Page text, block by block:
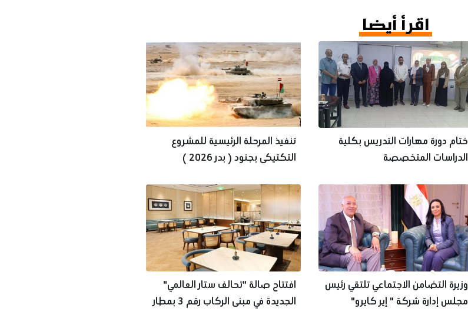
اقرأ أيضا
ختام دورة مهارات التدريس بكلية
الدراسات المتخصصة
تنفيذ المرحلة الرئيسية للمشروع
التكتيكى بجنود ( بدر 2026 )
وزيرة التضامن الاجتماعي تلتقي رئيس
مجلس إدارة شركة " إير كايرو"
افتتاح صالة "تحالف ستار العالمي"
الجديدة في مبنى الركاب رقم 3 بمطار